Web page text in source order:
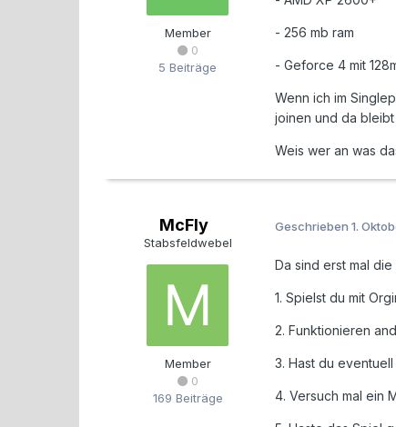
Member
0
5 Beiträge
- 256 mb ram
- Geforce 4 mit
Wenn ich im
joinen und da
Weis wer an was
McFly
Stabsfeldwebel
Member
0
169 Beiträge
Geschrieben 1.
Da sind erst mal
1. Spielst du mit
2. Funktionieren
3. Hast du
4. Versuch mal ein